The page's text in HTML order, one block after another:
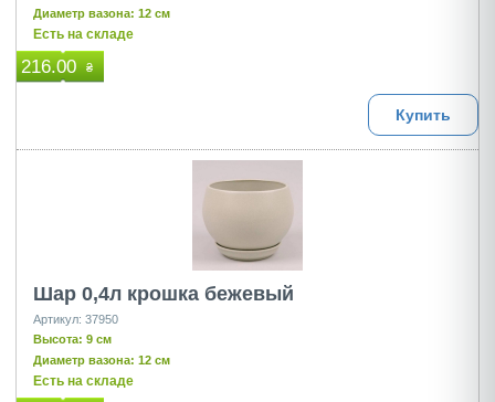
Диаметр вазона: 12 см
Есть на складе
216.00 ₴
Купить
Шар 0,4л крошка бежевый
Артикул: 37950
Высота: 9 см
Диаметр вазона: 12 см
Есть на складе